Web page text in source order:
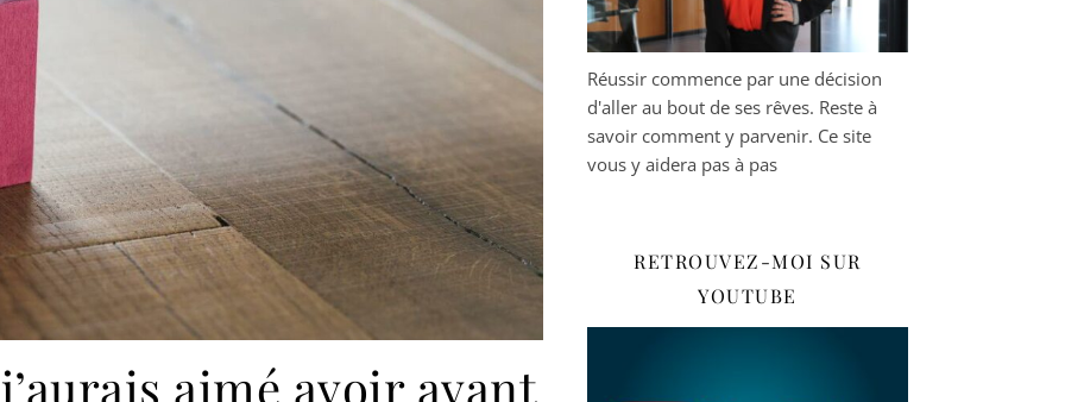
aimé avoir avant
Réussir commence par une décision
d'aller au bout de ses rêves. Reste à
savoir comment y parvenir. Ce site
vous y aidera pas à pas
RETROUVEZ-MOI SUR
YOUTUBE